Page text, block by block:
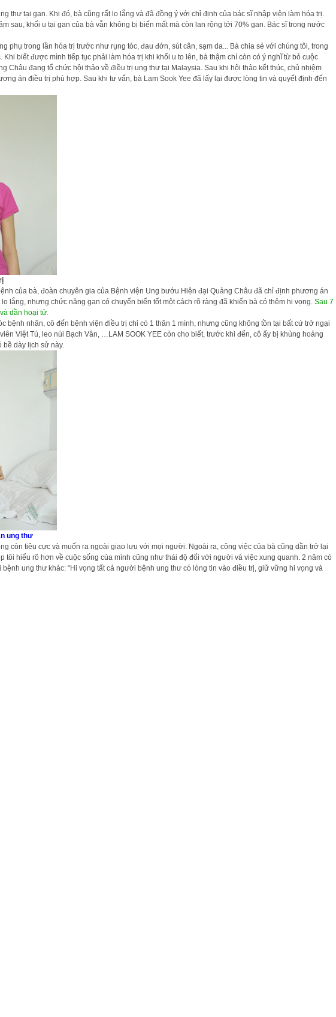
thư tại gan. Khi đó, bà cũng rất lo lắng và đã đồng ý với chỉ định của bác sĩ nhập viện làm hóa trị.
sau, khối u tại gan của bà vẫn không bị biến mất mà còn lan rộng tới 70% gan. Bác sĩ trong nước
trong lần hóa trị trước như rụng tóc, đau đớn, sút cân, sạm da... Bà chia sẻ với chúng tôi, trong
biết được mình tiếp tục phải làm hóa trị khi khối u to lên, bà thậm chí còn có ý nghĩ từ bỏ cuộc
đang tổ chức hội thảo về điều trị ung thư tại Malaysia. Sau khi hội thảo kết thúc, chủ nhiệm
án điều trị phù hợp. Sau khi tư vấn, bà Lam Sook Yee đã lấy lại được lòng tin và quyết định đến
của bà, đoàn chuyên gia của Bệnh viện Ung bướu Hiện đại Quảng Châu đã chỉ định phương án
lắng, nhưng chức năng gan có chuyển biến tốt một cách rõ ràng đã khiến bà có thêm hi vọng. Sau 7
dần hoại tử.
nhân, cô đến bệnh viện điều trị chỉ có 1 thân 1 mình, nhưng cũng không tồn tại bất cứ trở ngại
Việt Tú, leo núi Bạch Vân, …LAM SOOK YEE còn cho biết, trước khi đến, cô ấy bị khủng hoảng
bề dày lịch sử này.
ung thư
còn tiêu cực và muốn ra ngoài giao lưu với mọi người. Ngoài ra, công việc của bà cũng dần trở lại
hiểu rõ hơn về cuộc sống của mình cũng như thái độ đối với người và việc xung quanh. 2 năm có
ung thư khác: “Hi vọng tất cả người bệnh ung thư có lòng tin vào điều trị, giữ vững hi vọng và